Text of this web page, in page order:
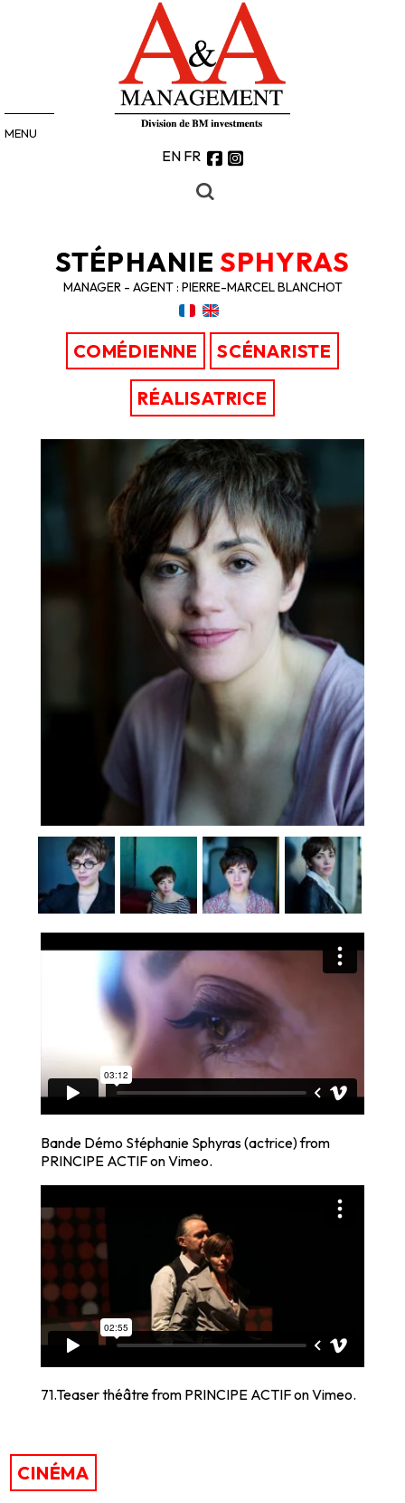
EN FR
MENU
STÉPHANIE SPHYRAS
MANAGER - AGENT : PIERRE-MARCEL BLANCHOT
COMÉDIENNE SCÉNARISTE
RÉALISATRICE
Bande Démo Stéphanie Sphyras (actrice)from
PRINCIPE ACTIFonVimeo.
71.Teaser théâtrefrom PRINCIPE ACTIFonVimeo.
CINÉMA